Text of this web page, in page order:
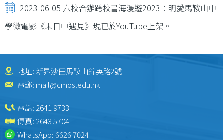
2023-06-05 六校合辦跨校書海漫遊2023：明愛馬鞍山中
學微電影《末日中遇見》現已於YouTube上架。
地址: 新界沙田馬鞍山錦英路2號
電郵: mail@cmos.edu.hk
電話: 2641 9733
傳真: 2643 5704
WhatsApp:6626 7024